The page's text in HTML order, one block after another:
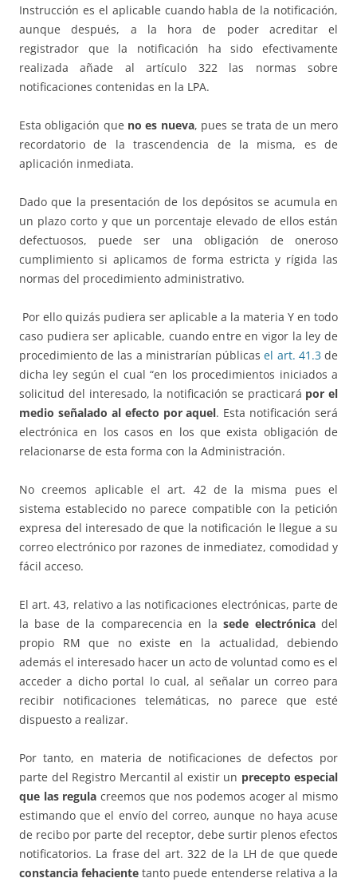
Instrucción es el aplicable cuando habla de la notificación,
aunque después, a la hora de poder acreditar el
registrador que la notificación ha sido efectivamente
realizada añade al artículo 322 las normas sobre
notificaciones contenidas en la LPA.
Esta obligación que no es nueva, pues se trata de un mero
recordatorio de la trascendencia de la misma, es de
aplicación inmediata.
Dado que la presentación de los depósitos se acumula en
un plazo corto y que un porcentaje elevado de ellos están
defectuosos, puede ser una obligación de oneroso
cumplimiento si aplicamos de forma estricta y rígida las
normas del procedimiento administrativo.
Por ello quizás pudiera ser aplicable a la materia Y en todo
caso pudiera ser aplicable, cuando entre en vigor la ley de
procedimiento de las a ministrarían públicasel art. 41.3 de
dicha ley según el cual “en los procedimientos iniciados a
solicitud del interesado, la notificación se practicará por el
medio señalado al efecto por aquel. Esta notificación será
electrónica en los casos en los que exista obligación de
relacionarse de esta forma con la Administración.
No creemos aplicable el art. 42 de la misma pues el
sistema establecido no parece compatible con la petición
expresa del interesado de que la notificación le llegue a su
correo electrónico por razones de inmediatez, comodidad y
fácil acceso.
El art. 43, relativo a las notificaciones electrónicas, parte de
la base de la comparecencia en lasede electrónicadel
propio RM que no existe en la actualidad, debiendo
además el interesado hacer un acto de voluntad como es el
acceder a dicho portal lo cual, al señalar un correo para
recibir notificaciones telemáticas, no parece que esté
dispuesto a realizar.
Por tanto, en materia de notificaciones de defectos por
parte del Registro Mercantil al existir un precepto especial
que las regula creemos que nos podemos acoger al mismo
estimando que el envío del correo, aunque no haya acuse
de recibo por parte del receptor, debe surtir plenos efectos
notificatorios. La frase del art. 322 de la LH de que quede
constancia fehaciente tanto puede entenderse relativa a la